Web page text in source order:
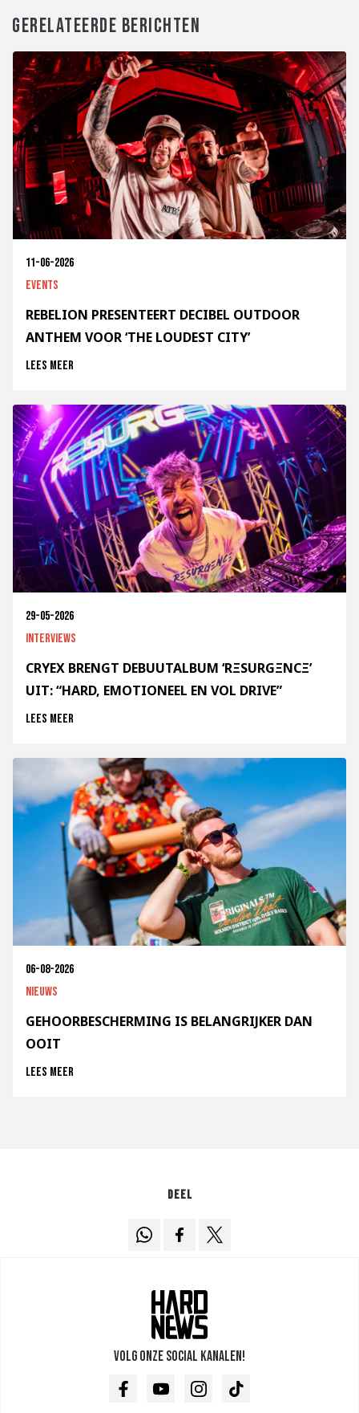
GERELATEERDE BERICHTEN
11-06-2026
Events
REBELION PRESENTEERT DECIBEL OUTDOOR
ANTHEM VOOR ‘THE LOUDEST CITY’
Lees meer
29-05-2026
Interviews
CRYEX BRENGT DEBUUTALBUM ‘RΞSURGΞNCΞ’
UIT: “HARD, EMOTIONEEL EN VOL DRIVE”
Lees meer
06-08-2026
Nieuws
GEHOORBESCHERMING IS BELANGRIJKER DAN
OOIT
Lees meer
Deel
Volg onze social kanalen!
FacebookYoutubeInstagramTikTok